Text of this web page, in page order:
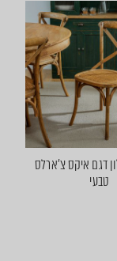
דגם איקס צ'ארלס
טבעי